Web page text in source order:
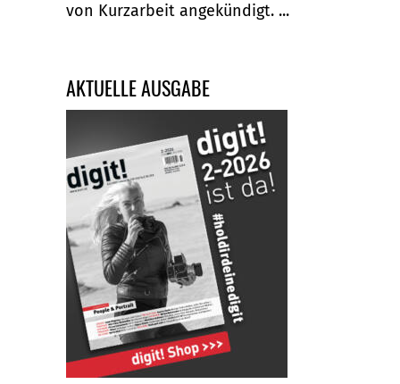
von Kurzarbeit angekündigt. ...
AKTUELLE AUSGABE